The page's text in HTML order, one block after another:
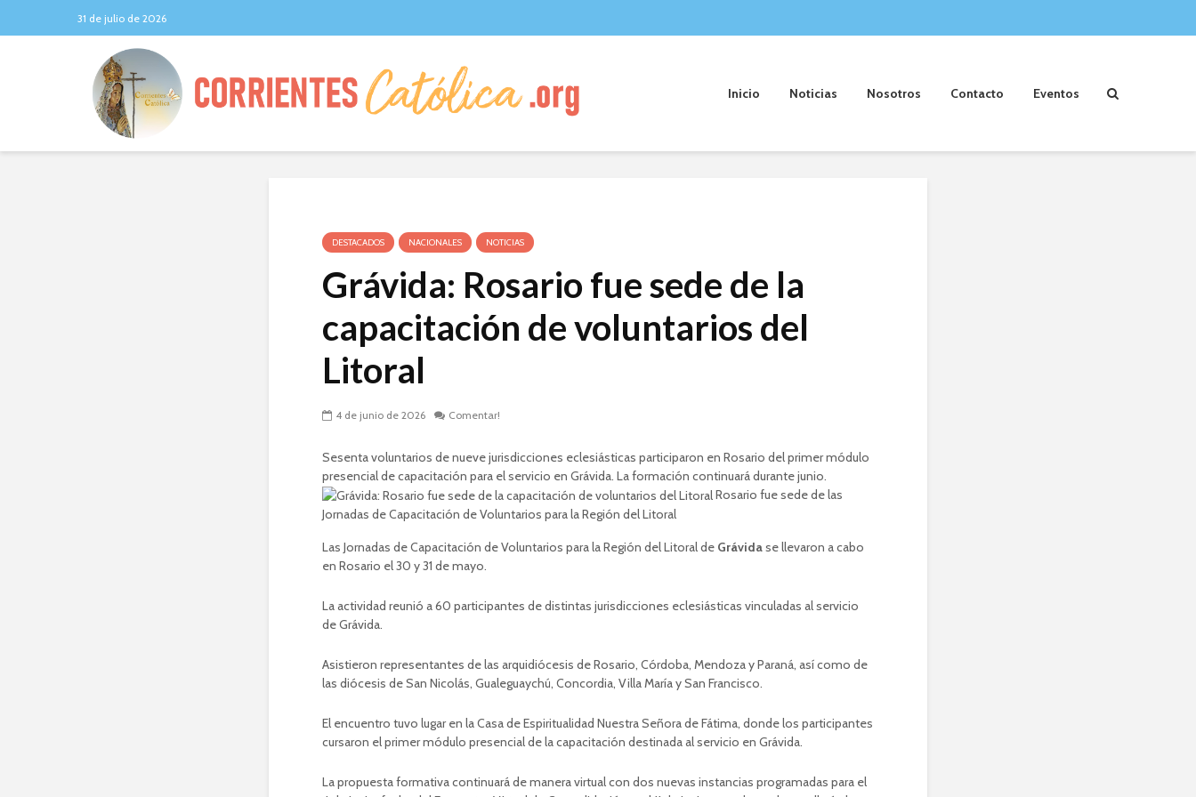
31 de julio de 2026
Inicio Noticias Nosotros Contacto Eventos
DESTACADOS NACIONALES NOTICIAS
Grávida: Rosario fue sede de la
capacitación de voluntarios del
Litoral
4 de junio de 2026 Comentar!
Sesenta voluntarios de nueve jurisdicciones eclesiásticas participaron en Rosario del primer módulo
presencial de capacitación para el servicio en Grávida. La formación continuará durante junio.
Rosario fue sede de las
Jornadas de Capacitación de Voluntarios para la Región del Litoral
Las Jornadas de Capacitación de Voluntarios para la Región del Litoral de Grávidase llevaron a cabo
en Rosario el 30 y 31 de mayo.
La actividad reunió a 60 participantes de distintas jurisdicciones eclesiásticas vinculadas al servicio
de Grávida.
Asistieron representantes de las arquidiócesis de Rosario, Córdoba, Mendoza y Paraná, así como de
las diócesis de San Nicolás, Gualeguaychú, Concordia, Villa María y San Francisco.
El encuentro tuvo lugar en la Casa de Espiritualidad Nuestra Señora de Fátima, donde los participantes
cursaron el primer módulo presencial de la capacitación destinada al servicio en Grávida.
La propuesta formativa continuará de manera virtual con dos nuevas instancias programadas para el